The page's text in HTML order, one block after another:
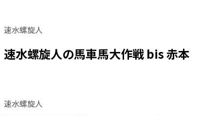
速水螺旋人
速水螺旋人の馬車馬大作戦 bis 赤本
速水螺旋人